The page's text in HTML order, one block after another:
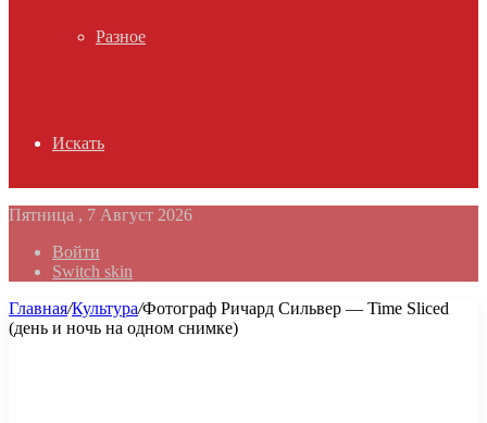
Разное
Искать
Пятница , 7 Август 2026
Войти
Switch skin
Главная/Культура/Фотограф Ричард Сильвер — Time Sliced
(день и ночь на одном снимке)